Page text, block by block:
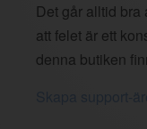
Det går alltid bra
att felet är ett
denna butiken